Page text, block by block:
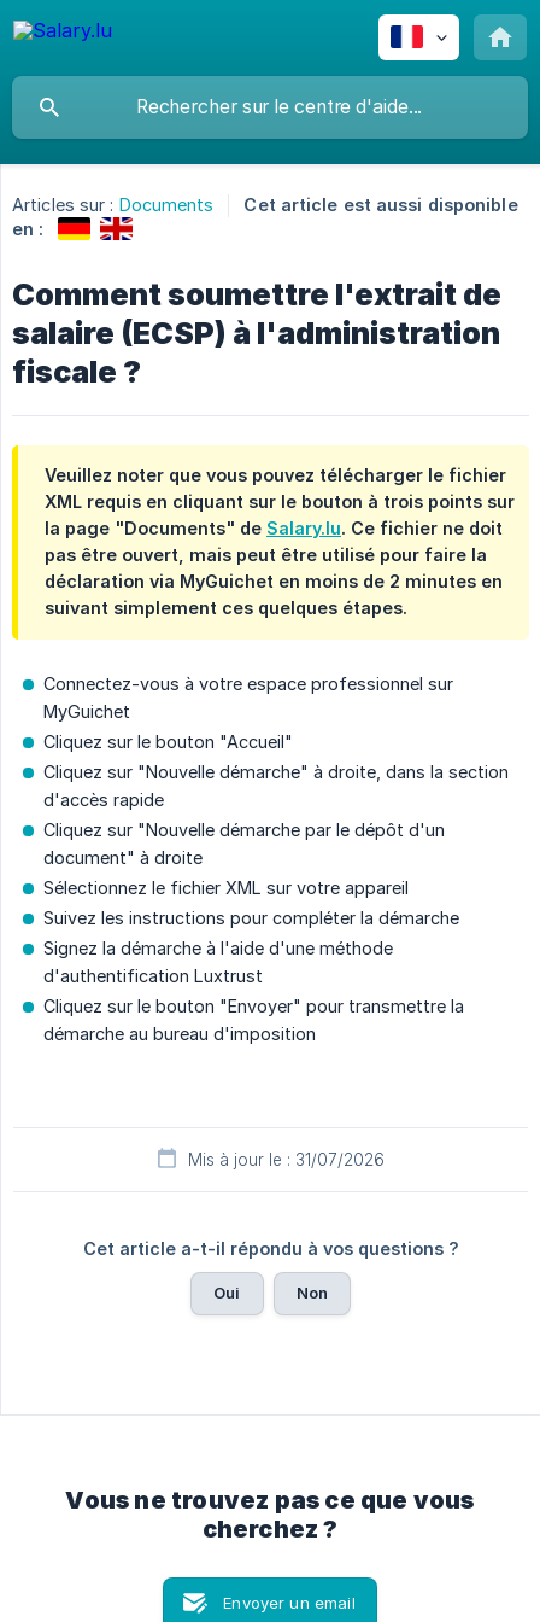
Articles sur : Documents
Cet article est aussi disponible
en :
Comment soumettre l'extrait de
salaire (ECSP) à l'administration
fiscale ?
Veuillez noter que vous pouvez télécharger le fichier
XML requis en cliquant sur le bouton à trois points sur
la page "Documents" de Salary.lu. Ce fichier ne doit
pas être ouvert, mais peut être utilisé pour faire la
déclaration via MyGuichet en moins de 2 minutes en
suivant simplement ces quelques étapes.
Connectez-vous à votre espace professionnel sur
MyGuichet
Cliquez sur le bouton "Accueil"
Cliquez sur "Nouvelle démarche" à droite, dans la section
d'accès rapide
Cliquez sur "Nouvelle démarche par le dépôt d'un
document" à droite
Sélectionnez le fichier XML sur votre appareil
Suivez les instructions pour compléter la démarche
Signez la démarche à l'aide d'une méthode
d'authentification Luxtrust
Cliquez sur le bouton "Envoyer" pour transmettre la
démarche au bureau d'imposition
Mis à jour le : 31/07/2026
Cet article a-t-il répondu à vos questions ?
Oui Non
Vous ne trouvez pas ce que vous
cherchez ?
Envoyer un email